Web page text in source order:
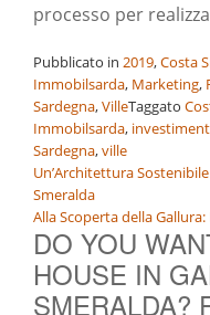
processo per
Pubblicato in 2019,Costa
Immobilsarda, Marketing,
Sardegna,VilleTaggato
Immobilsarda,
Sardegna,ville
Navigazione
articoli
Un’Architettura
Smeralda
Alla Scoperta della
DO YOU
HOUSE IN
SMERALDA?